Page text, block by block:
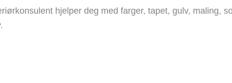
hjelper deg med farger, tapet, gulv, maling,